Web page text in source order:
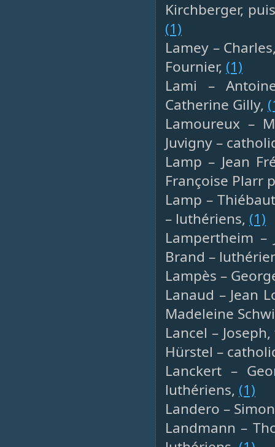
Kirchberger,
(1)
Lamey –
Fournier, (1)
Lami –
Catherine Gilly,
Lamoureux –
Juvigny –
Lamp – Jean
Françoise Plarr
Lamp –
– luthériens, (1)
Lampertheim
Brand –
Lampès –
Lanaud – Jean
Madeleine
Lancel –
Hürstel –
Lanckert –
luthériens, (1)
Landero –
Landmann –